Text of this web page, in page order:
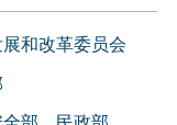
展和改革委员会